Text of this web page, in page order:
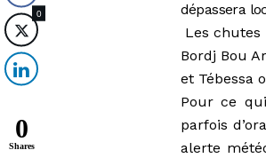
dépassera
Les chutes
Bordj Bou
et Tébessa
Pour ce
parfois
alerte
0
0
Shares